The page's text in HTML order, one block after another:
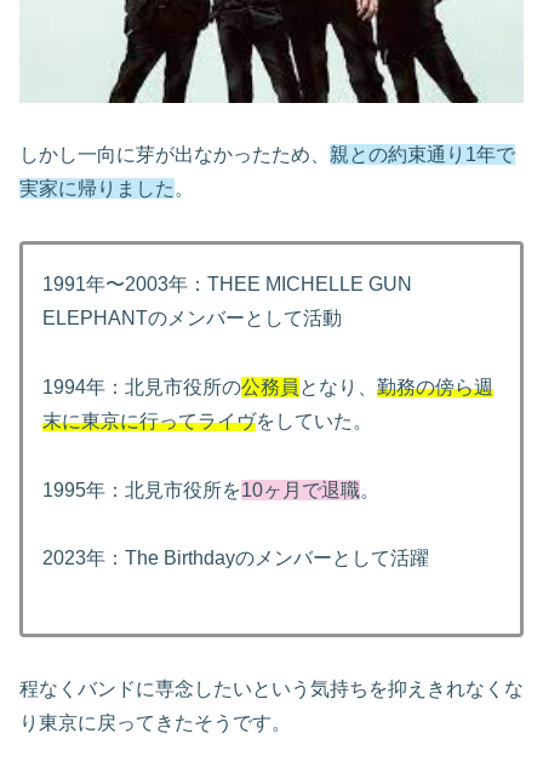
しかし一向に芽が出なかったため、 親との約束通り1年で
実家に帰りました 。
1991年〜2003年：THEE MICHELLE GUN
ELEPHANTのメンバーとして活動
1994年：北見市役所の公務員 となり、 勤務の傍ら週
末に東京に行ってライヴをしていた。
1995年：北見市役所を10ヶ月で退職。
2023年：The Birthdayのメンバーとして活躍
程なくバンドに専念したいという気持ちを抑えきれなくな
り東京に戻ってきたそうです。